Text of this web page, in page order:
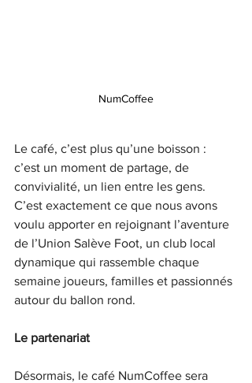
NumCoffee
Le café, c’est plus qu’une boisson :
c’est un moment de partage, de
convivialité, un lien entre les gens.
C’est exactement ce que nous avons
voulu apporter en rejoignant l’aventure
de l’Union Salève Foot, un club local
dynamique qui rassemble chaque
semaine joueurs, familles et passionnés
autour du ballon rond.
Le partenariat
Désormais, le café NumCoffee sera